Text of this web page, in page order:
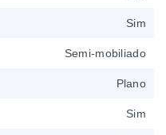
Sim
Semi-mobiliado
Plano
Sim